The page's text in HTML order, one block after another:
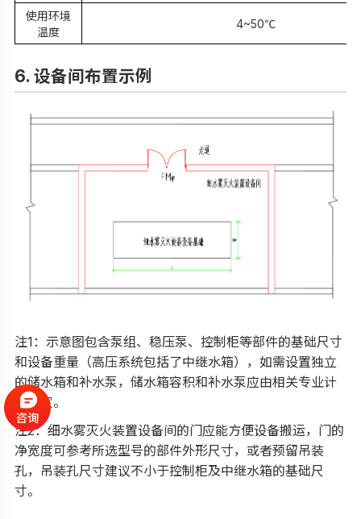
使用环境
温度
4~50℃
6. 设备间布置示例
注1：示意图包含泵组、稳压泵、控制柜等部件的基础尺寸
和设备重量（高压系统包括了中继水箱），如需设置独立
的储水箱和补水泵，储水箱容积和补水泵应由相关专业计
算确定。
注2：细水雾灭火装置设备间的门应能方便设备搬运，门的
净宽度可参考所选型号的部件外形尺寸，或者预留吊装
孔，吊装孔尺寸建议不小于控制柜及中继水箱的基础尺
寸。